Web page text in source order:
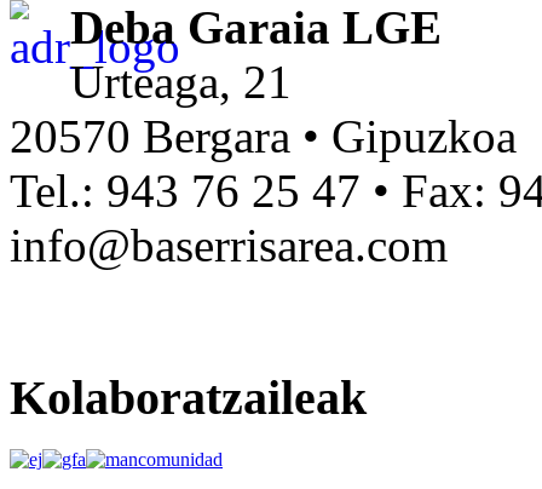
Deba Garaia LGE
Urteaga, 21
20570 Bergara • Gipuzkoa
Tel.: 943 76 25 47 • Fax:
info@baserrisarea.com
Kolaboratzaileak